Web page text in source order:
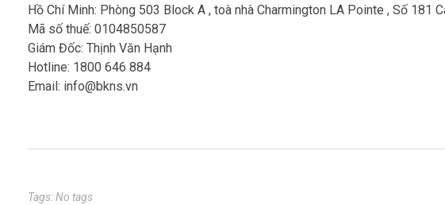
Hồ Chí Minh: Phòng 503 Block A , toà nhà Charmington LA Pointe , Số 181
Mã số thuế: 0104850587
Giám Đốc: Thịnh Văn Hạnh
Hotline: 1800 646 884
Email: info@bkns.vn
Tags: No tags